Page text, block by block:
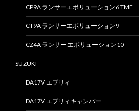
CP9A ランサーエボリューション6 TME
CT9A ランサーエボリューション9
CZ4A ランサー エボリューション10
SUZUKI
DA17V エブリィ
DA17V エブリィキャンパー